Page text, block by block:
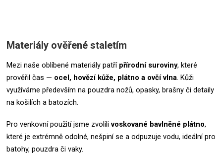
Materiály ověřené staletím
Mezi naše oblíbené materiály patří přírodní suroviny, které
prověřil čas — ocel, hovězí kůže, plátno a ovčí vlna. Kůži
využíváme především na pouzdra nožů, opasky, brašny či detaily
na košilích a batozích.
Pro venkovní použití jsme zvolili voskované bavlněné plátno,
které je extrémně odolné, nešpiní se a odpuzuje vodu, ideální pro
batohy, pouzdra či vaky.